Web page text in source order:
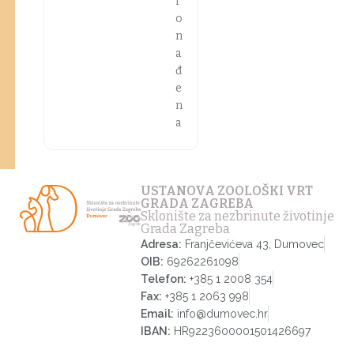
o
n
a
đ
e
n
a
USTANOVA ZOOLOŠKI VRT
GRADA ZAGREBA
Sklonište za nezbrinute životinje
Grada Zagreba
Adresa: Franjčevićeva 43, Dumovec
OIB: 69262261098
Telefon: +385 1 2008 354
Fax: +385 1 2063 998
Email: info@dumovec.hr
IBAN: HR9223600001501426697